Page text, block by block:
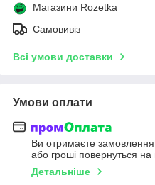
Магазини Rozetka
Самовивіз
Всі умови доставки
Умови оплати
Ви отримаєте замовлення
або гроші повернуться на
Детальніше